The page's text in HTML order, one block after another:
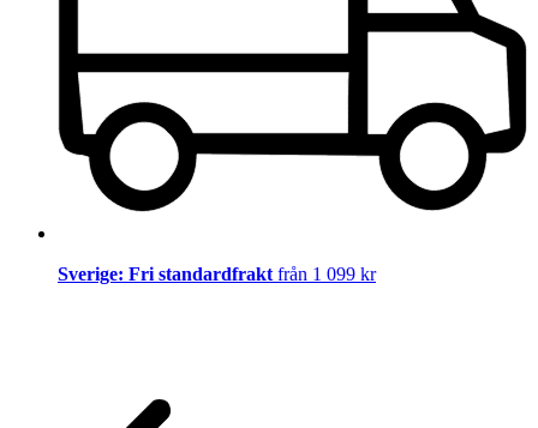
Sverige: Fri standardfrakt från 1 099 kr